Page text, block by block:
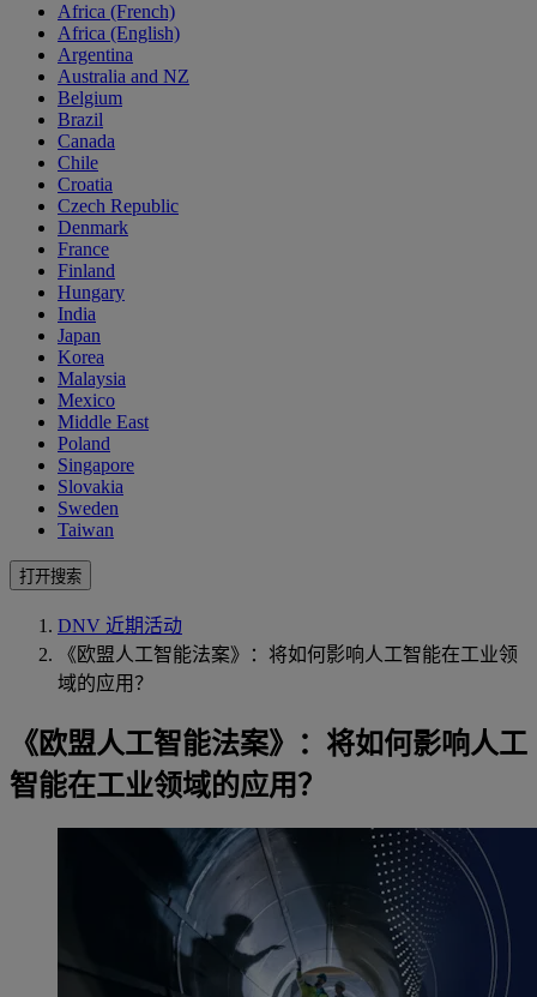
Africa (French)
Africa (English)
Argentina
Australia and NZ
Belgium
Brazil
Canada
Chile
Croatia
Czech Republic
Denmark
France
Finland
Hungary
India
Japan
Korea
Malaysia
Mexico
Middle East
Poland
Singapore
Slovakia
Sweden
Taiwan
打开搜索
DNV 近期活动
《欧盟人工智能法案》：将如何影响人工智能在工业领
域的应用？
《欧盟人工智能法案》：将如何影响人工
智能在工业领域的应用？